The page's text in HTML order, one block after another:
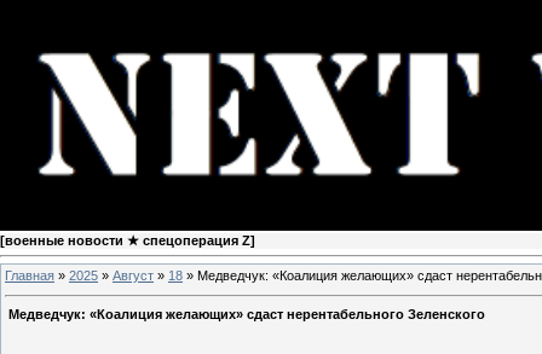
[военные новости ★ спецоперация Z]
Главная » 2025 » Август » 18 » Медведчук: «Коалиция желающих» сдаст
Медведчук: «Коалиция желающих» сдаст нерентабельного Зеленского